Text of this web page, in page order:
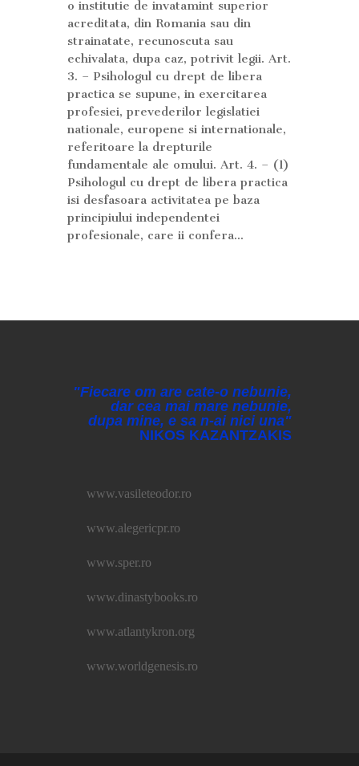
o institutie de invatamint superior
acreditata, din Romania sau din
strainatate, recunoscuta sau
echivalata, dupa caz, potrivit legii. Art.
3. – Psihologul cu drept de libera
practica se supune, in exercitarea
profesiei, prevederilor legislatiei
nationale, europene si internationale,
referitoare la drepturile
fundamentale ale omului. Art. 4. – (1)
Psihologul cu drept de libera practica
isi desfasoara activitatea pe baza
principiului independentei
profesionale, care ii confera...
"Fiecare om are cate-o nebunie,
dar cea mai mare nebunie,
dupa mine, e sa n-ai nici una"
NIKOS KAZANTZAKIS
www.vasileteodor.ro
www.alegericpr.ro
www.sper.ro
www.dinastybooks.ro
www.atlantykron.org
www.worldgenesis.ro